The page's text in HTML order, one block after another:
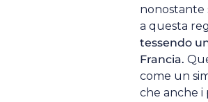
nonostante
a questa
tessendo
Francia.
come un
che anche i